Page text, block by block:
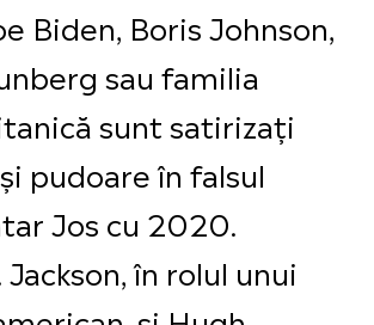
Biden, Boris Johnson,
sau familia
sunt satirizați
pudoare în falsul
Jos cu 2020.
Jackson, în rolul unui